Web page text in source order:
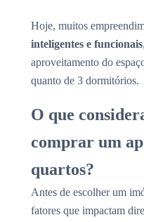
Hoje, muitos
inteligentes e funcionais
aproveitamento do
quanto de 3 dormitórios.
O que
comprar um
quartos?
Antes de escolher um
fatores que impactam